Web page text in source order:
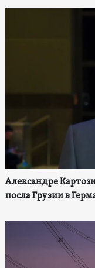
Александре
посла Грузии в